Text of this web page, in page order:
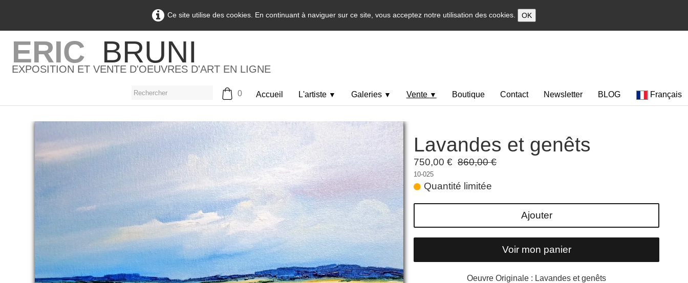
Ce site utilise des cookies. En continuant à naviguer sur ce site, vous acceptez notre utilisation des cookies. OK
ERIC BRUNI
EXPOSITION ET VENTE D'OEUVRES D'ART EN LIGNE
0 Accueil L'artiste ▼ Galeries ▼ Vente ▼ Boutique Contact Newsletter BLOG Français
Lavandes et genêts
750,00 € 860,00 €
10-025
Quantité limitée
Ajouter
Voir mon panier
Oeuvre Originale : Lavandes et genêts